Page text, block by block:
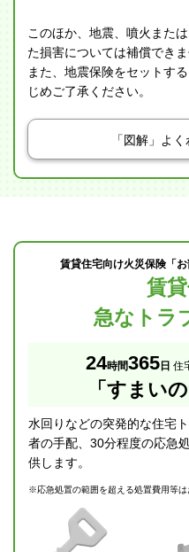
このほか、地震、噴火また
た損害については補償できま
また、地震保険をセットす
じめご了承ください。
「図解」よ
賃貸住宅向け火災保険「
賃
急なトラ
24時間365日 住
「すまい
水回りなどの突発的な住宅
者の手配、30分程度の応急
供します。
※応急処置の範囲を超える処置費用等